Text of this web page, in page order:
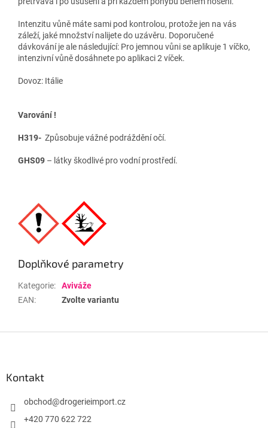
Intenzitu vůně máte sami pod kontrolou, protože jen na vás
záleží, jaké množství nalijete do uzávěru. Doporučené
dávkování je ale následující: Pro jemnou vůni se aplikuje 1 víčko,
intenzivní vůně dosáhnete po aplikaci 2 víček.
Dovoz: Itálie
Varování !
H319- Způsobuje vážné podráždění očí.
GHS09 – látky škodlivé pro vodní prostředí.
Doplňkové parametry
Kategorie:
Aviváže
EAN: Zvolte variantu
Kontakt
obchod@drogerieimport.cz
+420 770 622 722